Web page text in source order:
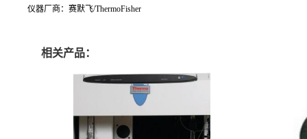
仪器厂商：赛默飞/ThermoFisher
相关产品：